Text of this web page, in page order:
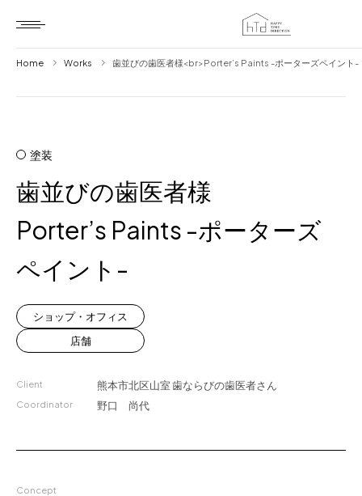
Home
Item
Brand
News
for Business
Recruit
Home Works 歯並びの歯医者様<br>Porter’s Paints -ポーターズペイント-
塗装
歯並びの歯医者様
Porter’s Paints -ポーターズ
ペイント-
ショップ・オフィス
店舗
Client 熊本市北区山室歯ならびの歯医者さん
Coordinator 野口 尚代
Concept